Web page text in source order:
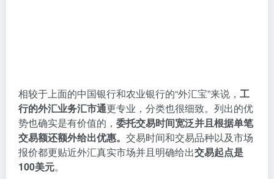
相较于上面的中国银行和农业银行的“外汇宝”来说， 工
行的外汇业务汇市通更专业，分类也很细致。列出的优
势也确实是有价值的， 委托交易时间宽泛并且根据单笔
交易额还额外给出优惠。 交易时间和交易品种以及市场
报价都更贴近外汇真实市场并且明确给出交易起点是
100美元。